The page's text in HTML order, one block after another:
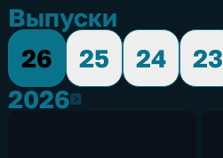
Выпуски
26
25 24 23
20262026